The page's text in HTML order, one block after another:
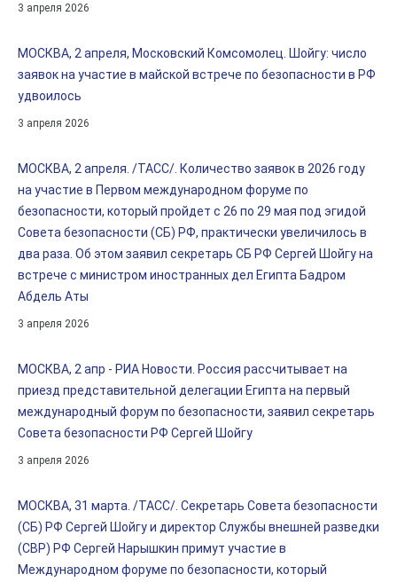
3 апреля 2026
МОСКВА, 2 апреля, Московский Комсомолец. Шойгу: число
заявок на участие в майской встрече по безопасности в РФ
удвоилось
3 апреля 2026
МОСКВА, 2 апреля. /ТАСС/. Количество заявок в 2026 году
на участие в Первом международном форуме по
безопасности, который пройдет с 26 по 29 мая под эгидой
Совета безопасности (СБ) РФ, практически увеличилось в
два раза. Об этом заявил секретарь СБ РФ Сергей Шойгу на
встрече с министром иностранных дел Египта Бадром
Абдель Аты
3 апреля 2026
МОСКВА, 2 апр - РИА Новости. Россия рассчитывает на
приезд представительной делегации Египта на первый
международный форум по безопасности, заявил секретарь
Совета безопасности РФ Сергей Шойгу
3 апреля 2026
МОСКВА, 31 марта. /ТАСС/. Секретарь Совета безопасности
(СБ) РФ Сергей Шойгу и директор Службы внешней разведки
(СВР) РФ Сергей Нарышкин примут участие в
Международном форуме по безопасности, который